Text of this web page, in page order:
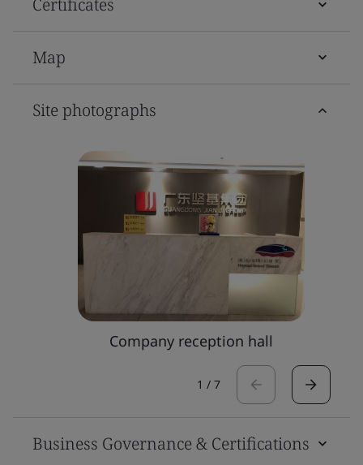
Map
Site photographs
Company reception hall
1 / 7
Business Governance & Certifications